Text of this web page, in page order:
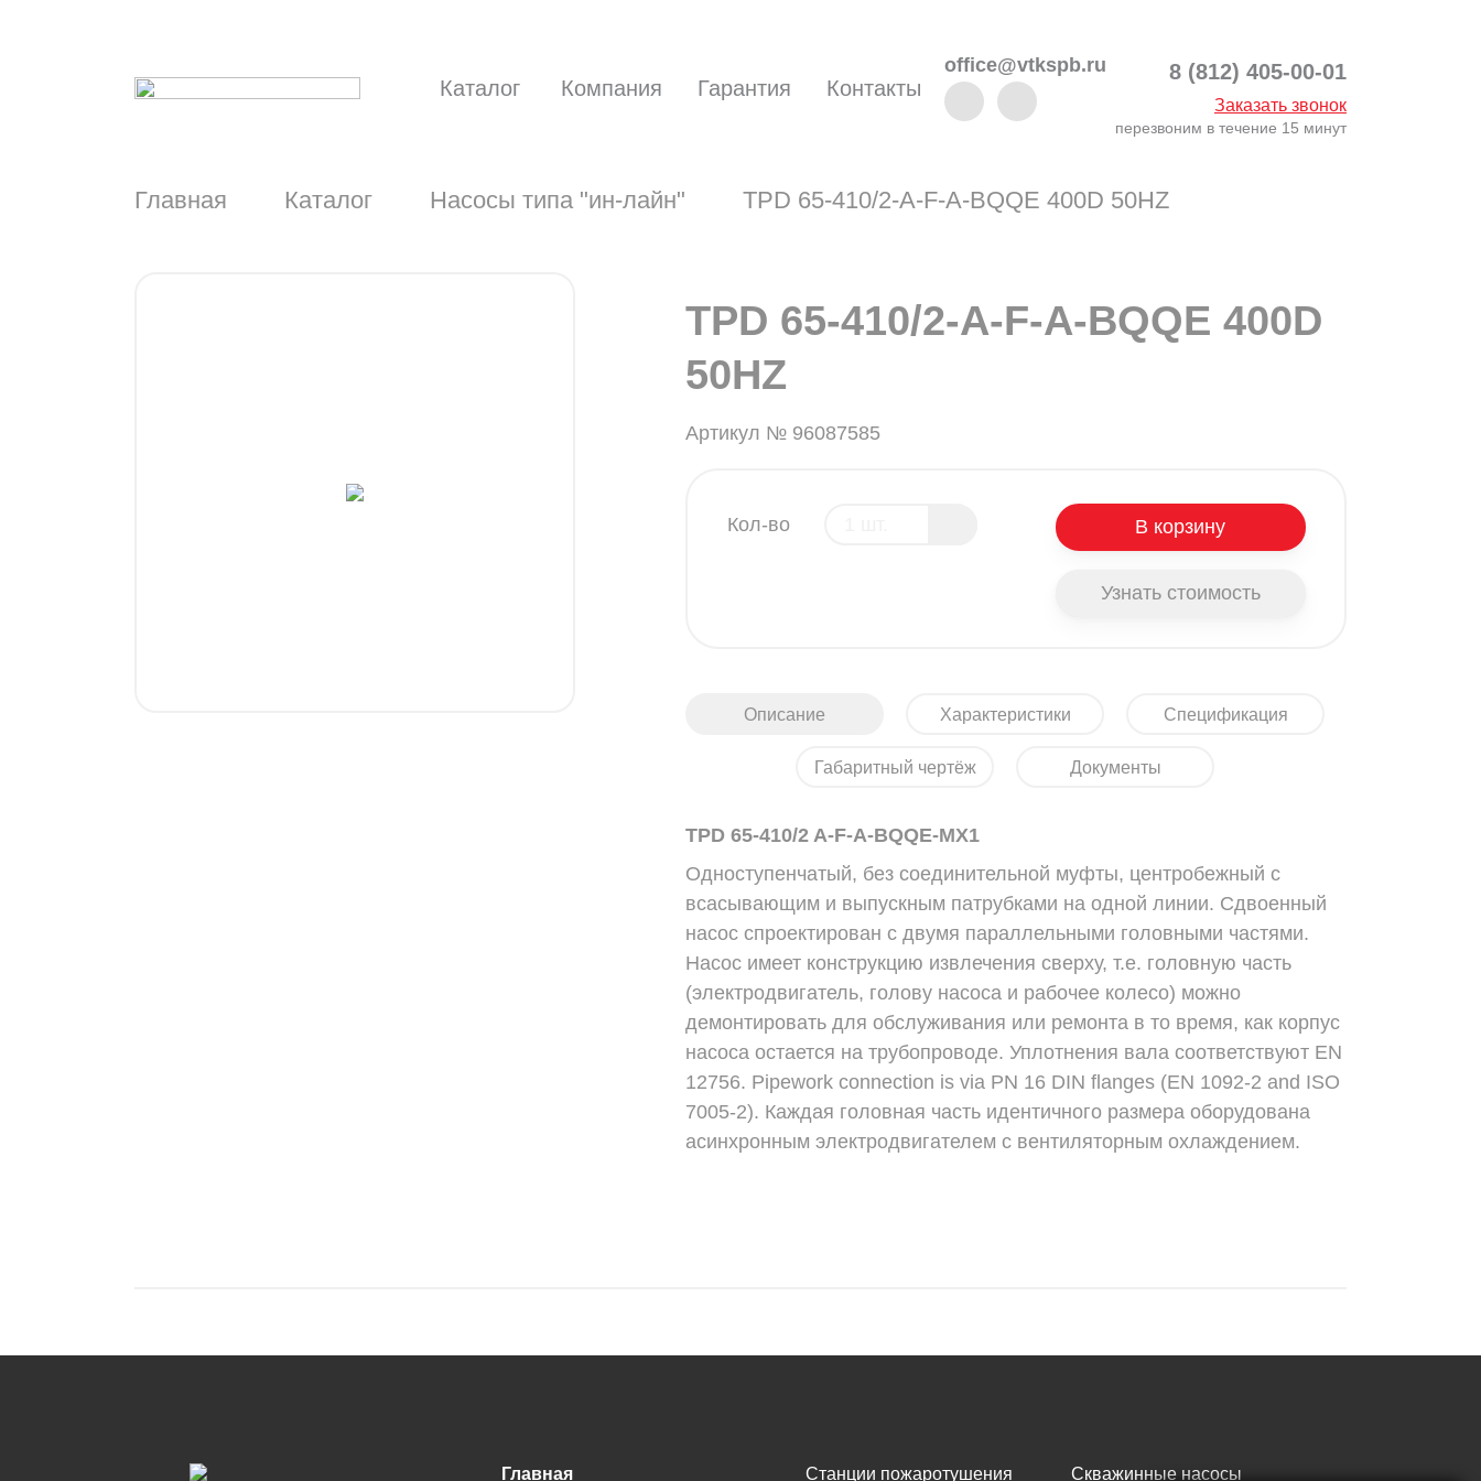
Каталог Компания Гарантия Контакты
office@vtkspb.ru 8 (812) 405-00-01
Заказать звонок
перезвоним в течение 15 минут
Главная Каталог Насосы типа "ин-лайн" TPD 65-410/2-A-F-A-BQQE 400D 50HZ
TPD 65-410/2-A-F-A-BQQE 400D
50HZ
Артикул № 96087585
Кол-во В корзину
Узнать стоимость
Описание Характеристики Спецификация
Габаритный чертёж Документы
TPD 65-410/2 A-F-A-BQQE-MX1
Одноступенчатый, без соединительной муфты, центробежный с
всасывающим и выпускным патрубками на одной линии. Сдвоенный
насос спроектирован с двумя параллельными головными частями.
Насос имеет конструкцию извлечения сверху, т.е. головную часть
(электродвигатель, голову насоса и рабочее колесо) можно
демонтировать для обслуживания или ремонта в то время, как корпус
насоса остается на трубопроводе. Уплотнения вала соответствуют EN
12756. Pipework connection is via PN 16 DIN flanges (EN 1092-2 and ISO
7005-2). Каждая головная часть идентичного размера оборудована
асинхронным электродвигателем с вентиляторным охлаждением.
Главная Станции пожаротушения Скважинные насосы